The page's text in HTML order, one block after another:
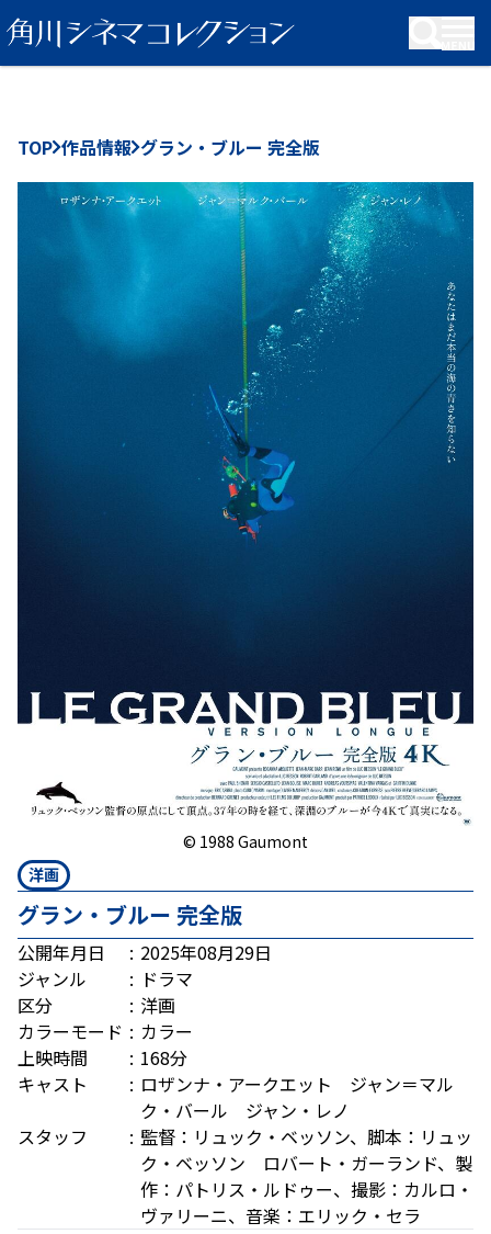
KADOKAWA Group
TOP 作品情報 グラン・ブルー 完全版
グラン・ブルー 完全版
公開年月日
2025年08月29日
ジャンル
ドラマ
区分
洋画
カラーモード
カラー
上映時間
168分
キャスト
ロザンナ・アークエット ジャン＝マル
ク・バール ジャン・レノ
スタッフ
監督：リュック・ベッソン、脚本：リュッ
ク・ベッソン ロバート・ガーランド、製
作：パトリス・ルドゥー、撮影：カルロ・
ヴァリーニ、音楽：エリック・セラ
© 1988 Gaumont
洋画